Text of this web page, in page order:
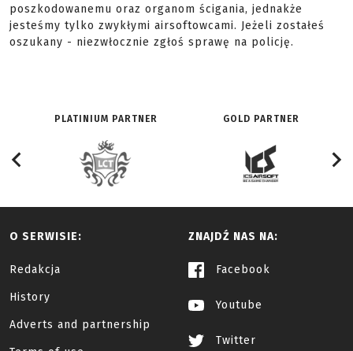
poszkodowanemu oraz organom ścigania, jednakże
jesteśmy tylko zwykłymi airsoftowcami. Jeżeli zostałeś
oszukany - niezwłocznie zgłoś sprawę na policję.
PLATINIUM PARTNER GOLD PARTNER
O SERWISIE:
Redakcja
History
Adverts and partnership
ZNAJDŹ NAS NA:
Facebook
Youtube
Twitter